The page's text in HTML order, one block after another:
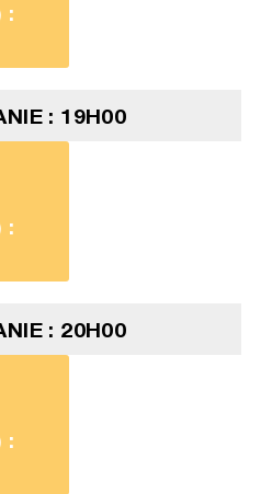
:
: 19H00
:
: 20H00
: